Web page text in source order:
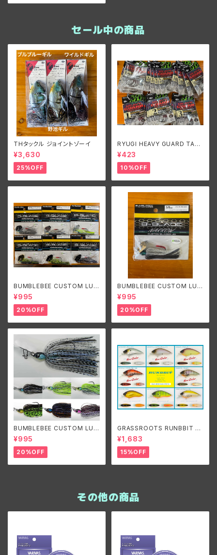
セール中の商品
THタックル ジョイントゾーイ
¥3,630
25%OFF
RYUGI HEAVY GUARD TALI
SMAN/リューギ ヘビーガードタ
リズマン
¥423
10%OFF
BUMBLEBEE CUSTOM LUR
ES B-BLADE ORIGINAL 1/4
oz/バンブルビーカスタムルアー
ズ ビーブレードオリジナル1/4o
z
¥995
20%OFF
BUMBLEBEE CUSTOM LUR
ES B-BLADE NARROW 3/8o
z バンブルビーカスタムルアーズ
ビーブレードナロー 3/8oz
¥995
20%OFF
BUMBLEBEE CUSTOM LUR
ES B-BLADE ORIGINAL 3/8
oz/ バンブルビーカスタムルア
ーズ ビーブレードオリジナル3/
8oz
¥995
20%OFF
GRASSROOTS RUNBBIT S
R/グラスルーツ ランビットSR
¥1,683
15%OFF
その他の商品